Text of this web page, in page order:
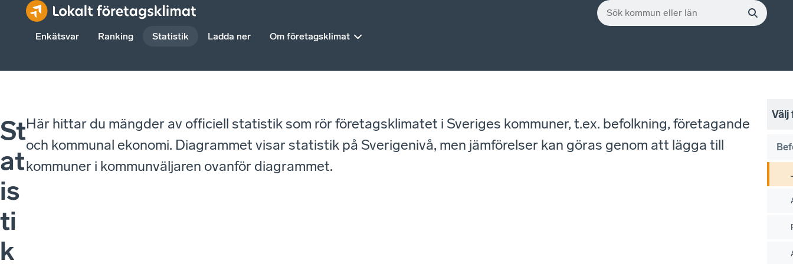
Enkätsvar Ranking Statistik Ladda ner Om företagsklimat
St
at
is
ti
k
Här hittar du mängder av officiell statistik som rör företagsklimatet i Sveriges kommuner, t.ex. befolkning, företagande
och kommunal ekonomi. Diagrammet visar statistik på Sverigenivå, men jämförelser kan göras genom att lägga till
kommuner i kommunväljaren ovanför diagrammet.